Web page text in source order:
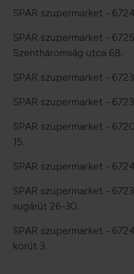
SPAR szupermarket -
SPAR szupermarket -
Szentháromság utca 68.
SPAR szupermarket -
SPAR szupermarket -
SPAR szupermarket -
15.
SPAR szupermarket -
SPAR szupermarket -
sugárút 26-30.
SPAR szupermarket -
körút 3.